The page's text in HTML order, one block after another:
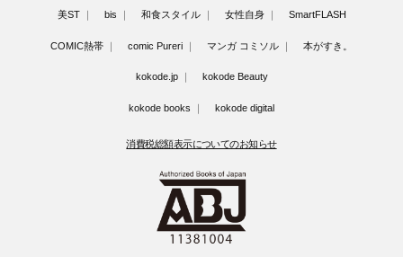
美ST bis 和食スタイル 女性自身 SmartFLASH
COMIC熱帯 comic Pureri マンガ コミソル 本がすき。
kokode.jp kokode Beauty
kokode books kokode digital
消費税総額表示についてのお知らせ